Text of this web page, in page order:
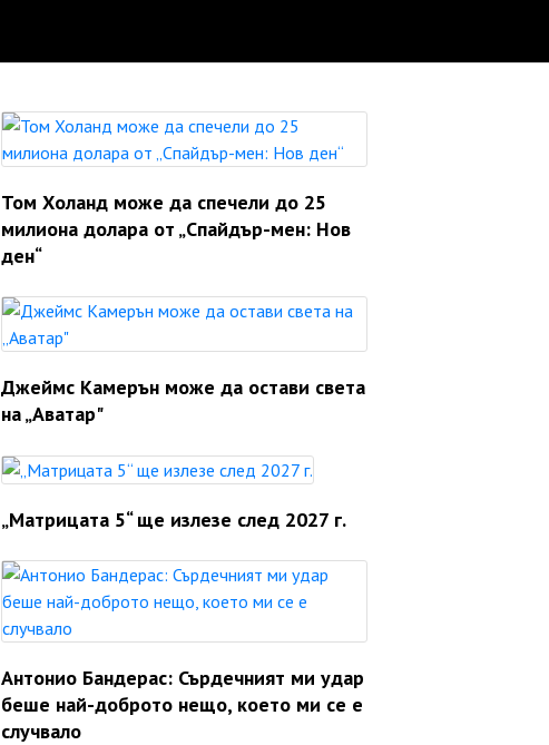
Том Холанд може да спечели до 25
милиона долара от „Спайдър-мен: Нов
ден“
Джеймс Камерън може да остави света
на „Аватар"
„Матрицата 5“ ще излезе след 2027 г.
Антонио Бандерас: Сърдечният ми удар
беше най-доброто нещо, което ми се е
случвало